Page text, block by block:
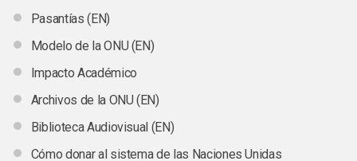
Pasantías (EN)
Modelo de la ONU (EN)
Impacto Académico
Archivos de la ONU (EN)
Biblioteca Audiovisual (EN)
Cómo donar al sistema de las Naciones Unidas